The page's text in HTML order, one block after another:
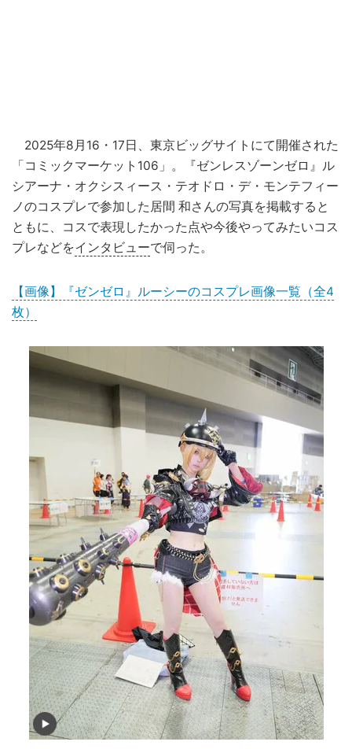
2025年8月16・17日、東京ビッグサイトにて開催された
「コミックマーケット106」。『ゼンレスゾーンゼロ』ル
シアーナ・オクシスィース・テオドロ・デ・モンテフィー
ノのコスプレで参加した居間 和さんの写真を掲載すると
ともに、コスで表現したかった点や今後やってみたいコス
プレなどをインタビューで伺った。
【画像】『ゼンゼロ』ルーシーのコスプレ画像一覧（全4
枚）